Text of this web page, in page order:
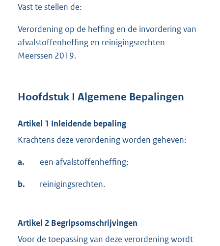
Vast te stellen de:
Verordening op de heffing en de invordering van
afvalstoffenheffing en reinigingsrechten
Meerssen 2019.
Hoofdstuk I Algemene Bepalingen
Artikel 1 Inleidende bepaling
Krachtens deze verordening worden geheven:
a. een afvalstoffenheffing;
b. reinigingsrechten.
Artikel 2 Begripsomschrijvingen
Voor de toepassing van deze verordening wordt